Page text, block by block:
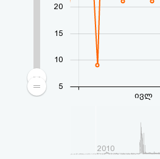
სალიცენზიო
შეთანხმება
პასუხისმგებლობის
2010
ივლ
5
10
15
20